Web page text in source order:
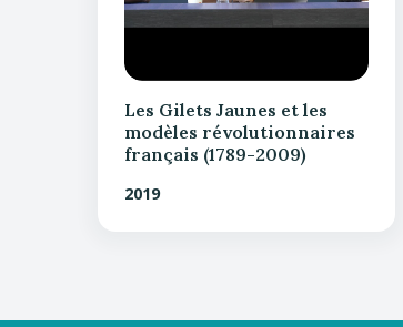
Les Gilets Jaunes et les
modèles révolutionnaires
français (1789-2009)
2019